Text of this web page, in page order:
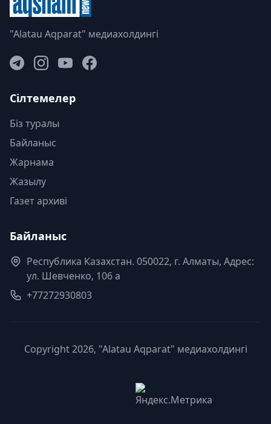
"Alatau Aqparat" медиахолдингі
Сілтемелер
Біз туралы
Байланыс
Жарнама
Жазылу
Газет архиві
Байланыс
Республика Казахстан. 050022, г. Алматы, Адрес:
ул. Шевченко, 106 а
+77272930803
Copyright 2026, "Alatau Aqparat" медиахолдингі